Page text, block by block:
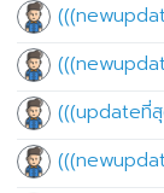
(((updateที่